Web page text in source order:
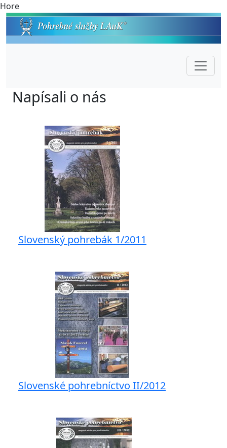
Hore
Napísali o nás
Slovenský pohrebák 1/2011
Slovenské pohrebníctvo II/2012